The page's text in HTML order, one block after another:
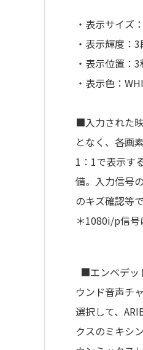
・表示サイズ
・表示輝度：
・表示位置：
・表示色：
■入力された
となく、各画
1：1で表示す
備。入力信号
のキズ確認等
＊1080i/p信号
■エンベデッ
ウンド音声チ
選択して、
クスのミキシ